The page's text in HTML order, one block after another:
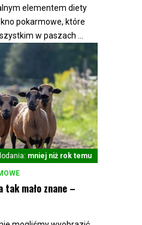
elementem diety
pokarmowe, które
w paszach ...
mniej niż rok temu
tak mało znane –